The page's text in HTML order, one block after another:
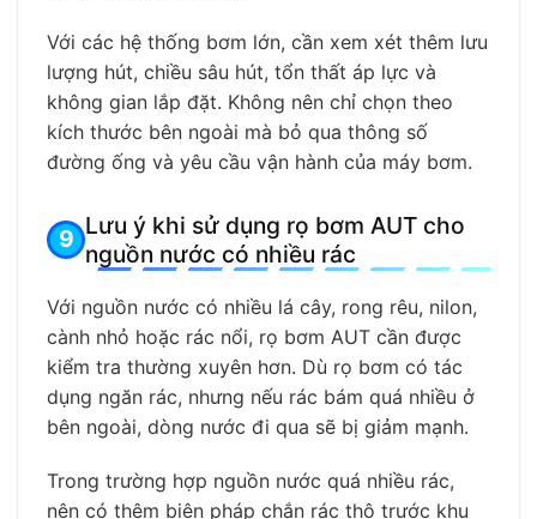
Với các hệ thống bơm lớn, cần xem xét thêm lưu
lượng hút, chiều sâu hút, tổn thất áp lực và
không gian lắp đặt. Không nên chỉ chọn theo
kích thước bên ngoài mà bỏ qua thông số
đường ống và yêu cầu vận hành của máy bơm.
Lưu ý khi sử dụng rọ bơm AUT cho
nguồn nước có nhiều rác
Với nguồn nước có nhiều lá cây, rong rêu, nilon,
cành nhỏ hoặc rác nổi, rọ bơm AUT cần được
kiểm tra thường xuyên hơn. Dù rọ bơm có tác
dụng ngăn rác, nhưng nếu rác bám quá nhiều ở
bên ngoài, dòng nước đi qua sẽ bị giảm mạnh.
Trong trường hợp nguồn nước quá nhiều rác,
nên có thêm biện pháp chắn rác thô trước khu